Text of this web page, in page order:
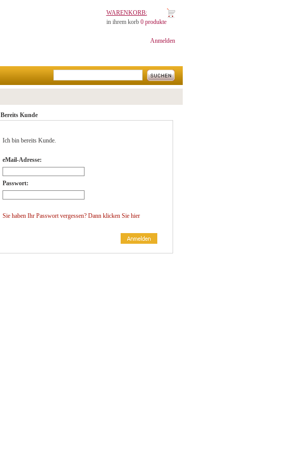
WARENKORB:
in ihrem korb 0 produkte
Anmelden
Bereits Kunde
Ich bin bereits Kunde.
eMail-Adresse:
Passwort:
Sie haben Ihr Passwort vergessen? Dann klicken Sie hier